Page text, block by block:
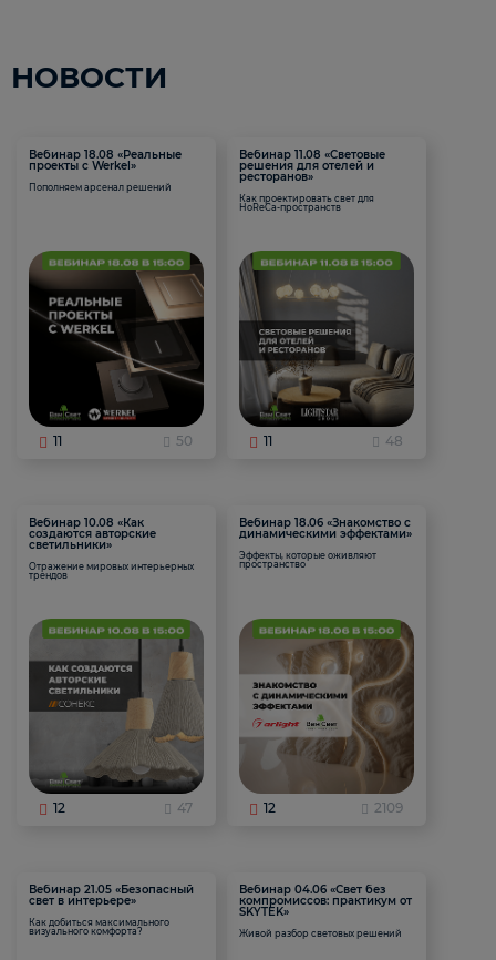
НОВОСТИ
Вебинар 18.08 «Реальные
проекты с Werkel»
Пополняем арсенал решений
11 50
Вебинар 11.08 «Световые
решения для отелей и
ресторанов»
Как проектировать свет для
HoReCa-пространств
11 48
Вебинар 10.08 «Как
создаются авторские
светильники»
Отражение мировых интерьерных
трендов
12 47
Вебинар 18.06 «Знакомство с
динамическими эффектами»
Эффекты, которые оживляют
пространство
12 2109
Вебинар 21.05 «Безопасный
свет в интерьере»
Как добиться максимального
визуального комфорта?
Вебинар 04.06 «Свет без
компромиссов: практикум от
SKYTEK»
Живой разбор световых решений